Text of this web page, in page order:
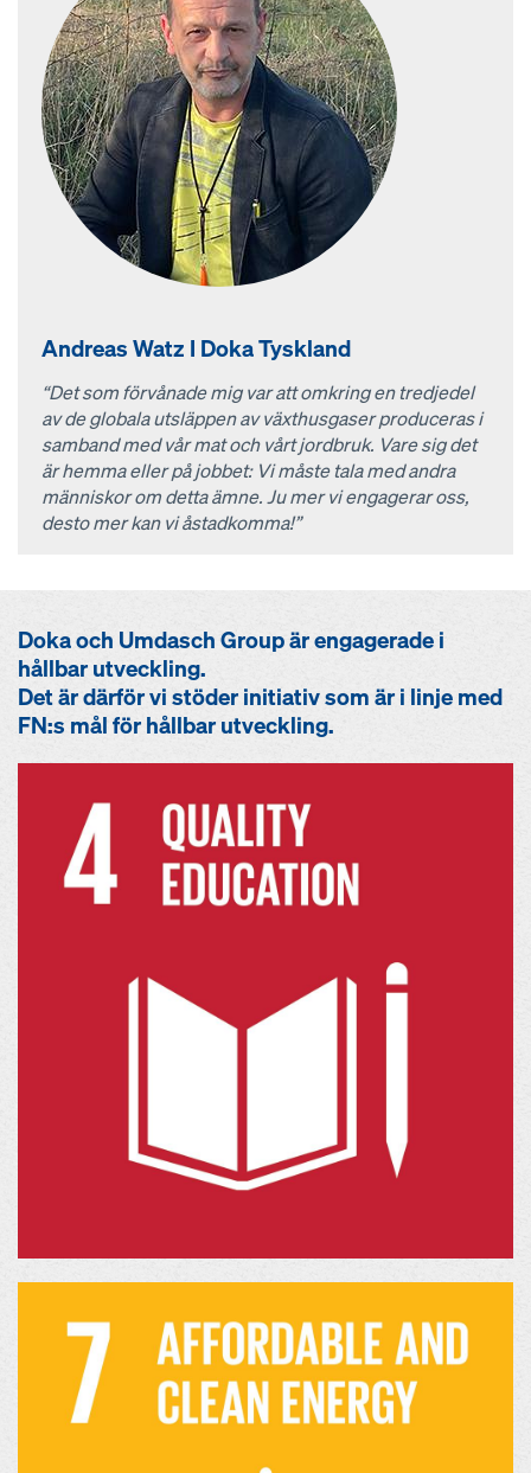
Andreas Watz I Doka Tyskland
“Det som förvånade mig var att omkring en tredjedel
av de globala utsläppen av växthusgaser produceras i
samband med vår mat och vårt jordbruk. Vare sig det
är hemma eller på jobbet: Vi måste tala med andra
människor om detta ämne. Ju mer vi engagerar oss,
desto mer kan vi åstadkomma!”
Doka och Umdasch Group är engagerade i
hållbar utveckling.
Det är därför vi stöder initiativ som är i linje med
FN:s mål för hållbar utveckling.